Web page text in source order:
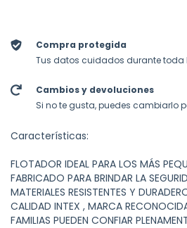
Compra protegida
Tus datos cuidados durante toda
Cambios y devoluciones
Si no te gusta, puedes cambiarlo
Características:
FLOTADOR IDEAL PARA LOS MÁS
FABRICADO PARA BRINDAR LA
MATERIALES RESISTENTES Y
CALIDAD INTEX , MARCA
FAMILIAS PUEDEN CONFIAR